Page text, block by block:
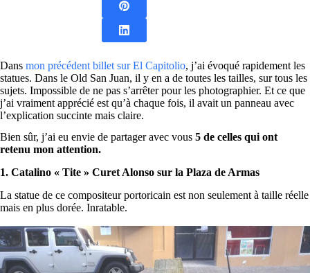
Dans mon précédent billet sur El Capitolio, j’ai évoqué rapidement les
statues. Dans le Old San Juan, il y en a de toutes les tailles, sur tous les
sujets. Impossible de ne pas s’arrêter pour les photographier. Et ce que
j’ai vraiment apprécié est qu’à chaque fois, il avait un panneau avec
l’explication succinte mais claire.
Bien sûr, j’ai eu envie de partager avec vous 5 de celles qui ont
retenu mon attention.
1. Catalino « Tite » Curet Alonso sur la Plaza de Armas
La statue de ce compositeur portoricain est non seulement à taille réelle
mais en plus dorée. Inratable.